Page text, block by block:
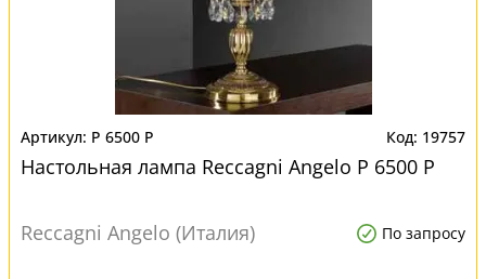
P 6500 P 19757
Настольная лампа Reccagni Angelo P 6500 P
Reccagni Angelo (Италия) По запросу